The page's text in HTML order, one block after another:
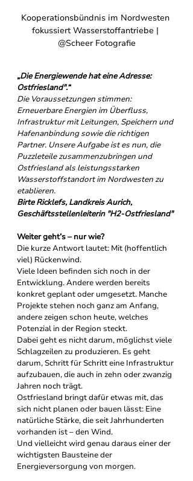
Kooperationsbündnis im Nordwesten
fokussiert Wasserstoffantriebe |
@Scheer Fotografie
„Die Energiewende hat eine Adresse:
Ostfriesland".“
Die Voraussetzungen stimmen:
Erneuerbare Energien im Überfluss,
Infrastruktur mit Leitungen, Speichern und
Hafenanbindung sowie die richtigen
Partner. Unsere Aufgabe ist es nun, die
Puzzleteile zusammenzubringen und
Ostfriesland als leistungsstarken
Wasserstoffstandort im Nordwesten zu
etablieren.
Birte Ricklefs, Landkreis Aurich,
Geschäftsstellenleiterin "H2-Ostfriesland"
Weiter geht’s – nur wie?
Die kurze Antwort lautet: Mit (hoffentlich
viel) Rückenwind.
Viele Ideen befinden sich noch in der
Entwicklung. Andere werden bereits
konkret geplant oder umgesetzt. Manche
Projekte stehen noch ganz am Anfang,
andere zeigen schon heute, welches
Potenzial in der Region steckt.
Dabei geht es nicht darum, möglichst viele
Schlagzeilen zu produzieren. Es geht
darum, Schritt für Schritt eine Infrastruktur
aufzubauen, die auch in zehn oder zwanzig
Jahren noch trägt.
Ostfriesland bringt dafür etwas mit, das
sich nicht planen oder bauen lässt: Eine
natürliche Stärke, die seit Jahrhunderten
vorhanden ist – den Wind.
Und vielleicht wird genau daraus einer der
wichtigsten Bausteine der
Energieversorgung von morgen.